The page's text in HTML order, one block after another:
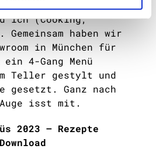
ich (Cooking,
haben wir
in München für
4-Gang Menü
Teller gestylt und
gesetzt. Ganz nach
Auge isst mit.
2023 – Rezepte